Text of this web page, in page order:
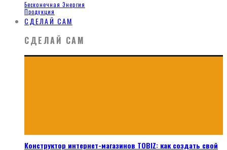
Бесконечная Энергия
Продукция
СДЕЛАЙ САМ
СДЕЛАЙ САМ
Конструктор интернет-магазинов TOBIZ: как создать свой